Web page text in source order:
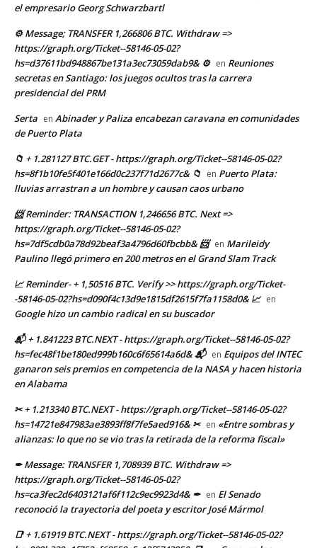
el empresario Georg Schwarzbartl
⚙ Message; TRANSFER 1,266806 BTC. Withdraw =>
https://graph.org/Ticket--58146-05-02?
hs=d37611bd948867be131a3ec73059dab9& ⚙ en Reuniones
secretas en Santiago: los juegos ocultos tras la carrera
presidencial del PRM
Serta en Abinader y Paliza encabezan caravana en comunidades
de Puerto Plata
📁 + 1.281127 BTC.GET - https://graph.org/Ticket--58146-05-02?
hs=8f1b10fe5f401e166d0c237f71d2677c& 📁 en Puerto Plata:
lluvias arrastran a un hombre y causan caos urbano
📨 Reminder: TRANSACTION 1,246656 BTC. Next =>
https://graph.org/Ticket--58146-05-02?
hs=7df5cdb0a78d92beaf3a4796d60fbcbb& 📨 en Marileidy
Paulino llegó primero en 200 metros en el Grand Slam Track
📈 Reminder- + 1,50516 BTC. Verify >> https://graph.org/Ticket-
-58146-05-02?hs=d090f4c13d9e1815df2615f7fa1158d0& 📈 en
Google hizo un cambio radical en su buscador
📬 + 1.841223 BTC.NEXT - https://graph.org/Ticket--58146-05-02?
hs=fec48f1be180ed999b160c6f65614a6d& 📬 en Equipos del INTEC
ganaron seis premios en competencia de la NASA y hacen historia
en Alabama
✂ + 1.213340 BTC.NEXT - https://graph.org/Ticket--58146-05-02?
hs=14721e847983ae3893ff8f7fe5aed916& ✂ en «Entre sombras y
alianzas: lo que no se vio tras la retirada de la reforma fiscal»
✒ Message: TRANSFER 1,708939 BTC. Withdraw =>
https://graph.org/Ticket--58146-05-02?
hs=ca3fec2d6403121af6f112c9ec9923d4& ✒ en El Senado
reconoció la trayectoria del poeta y escritor José Mármol
📑 + 1.61919 BTC.NEXT - https://graph.org/Ticket--58146-05-02?